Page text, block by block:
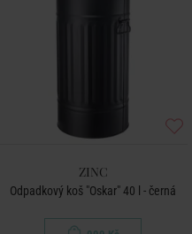
ZINC
Odpadkový koš "Oskar" 40 l - černá